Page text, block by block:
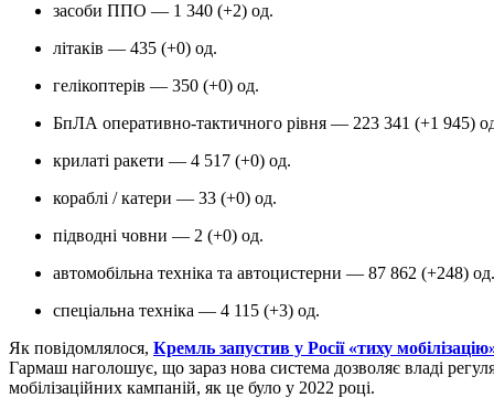
засоби ППО — 1 340 (+2) од.
літаків — 435 (+0) од.
гелікоптерів — 350 (+0) од.
БпЛА оперативно-тактичного рівня — 223 341 (+1 945)
крилаті ракети — 4 517 (+0) од.
кораблі / катери — 33 (+0) од.
підводні човни — 2 (+0) од.
автомобільна техніка та автоцистерни — 87 862 (+248) од.
спеціальна техніка — 4 115 (+3) од.
Як повідомлялося, Кремль запустив у Росії «тиху
Гармаш наголошує, що зараз нова система дозволяє владі
мобілізаційних кампаній, як це було у 2022 році.